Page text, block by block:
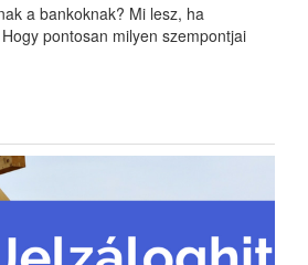
a bankoknak? Mi lesz, ha
pontosan milyen szempontjai